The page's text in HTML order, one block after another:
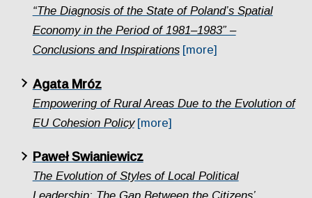
“The Diagnosis of the State of Poland’s Spatial
Economy in the Period of 1981–1983” –
Conclusions and Inspirations [more]
Agata Mróz
Empowering of Rural Areas Due to the Evolution of
EU Cohesion Policy [more]
Paweł Swianiewicz
The Evolution of Styles of Local Political